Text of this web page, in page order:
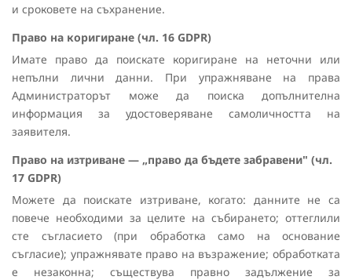
и сроковете на съхранение.
Право на коригиране (чл. 16 GDPR)
Имате право да поискате коригиране на неточни или
непълни лични данни. При упражняване на права
Администраторът може да поиска допълнителна
информация за удостоверяване самоличността на
заявителя.
Право на изтриване — „право да бъдете забравени" (чл.
17 GDPR)
Можете да поискате изтриване, когато: данните не са
повече необходими за целите на събирането; оттеглили
сте съгласието (при обработка само на основание
съгласие); упражнявате право на възражение; обработката
е незаконна; съществува правно задължение за